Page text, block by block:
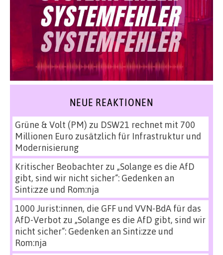
NEUE REAKTIONEN
Grüne & Volt (PM) zu DSW21 rechnet mit 700
Millionen Euro zusätzlich für Infrastruktur und
Modernisierung
Kritischer Beobachterzu „Solange es die AfD
gibt, sind wir nicht sicher“: Gedenken an
Sinti:zze und Rom:nja
1000 Jurist:innen, die GFF und VVN-BdA für das
AfD-Verbot zu „Solange es die AfD gibt, sind wir
nicht sicher“: Gedenken an Sinti:zze und
Rom:nja